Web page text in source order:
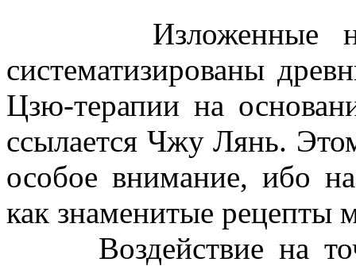
Изложенные ниже
систематизированы
Цзю-терапии на
ссылается Чжу Лянь.
особое внимание, ибо
как знаменитые рецепты
Воздействие на